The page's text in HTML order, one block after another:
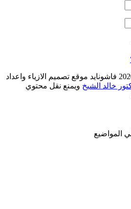
جميع الحقوق محفوظة © 2020 فاشونايد موقع تصميم الازياء واعداد
خالد الشيخ ويمنع نقل محتوي
المواضيع